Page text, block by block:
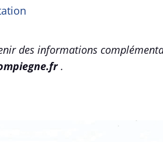
des informations
.